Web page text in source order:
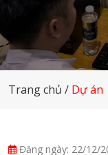
Trang chủ Dự án
Đăng ngày: 22/12/